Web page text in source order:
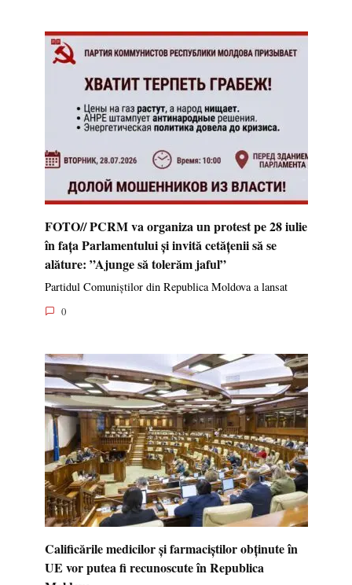
FOTO// PCRM va organiza un protest pe 28 iulie
în fața Parlamentului și invită cetățenii să se
alăture: ”Ajunge să tolerăm jaful”
Partidul Comuniștilor din Republica Moldova a lansat
0
Calificările medicilor și farmaciștilor obținute în
UE vor putea fi recunoscute în Republica